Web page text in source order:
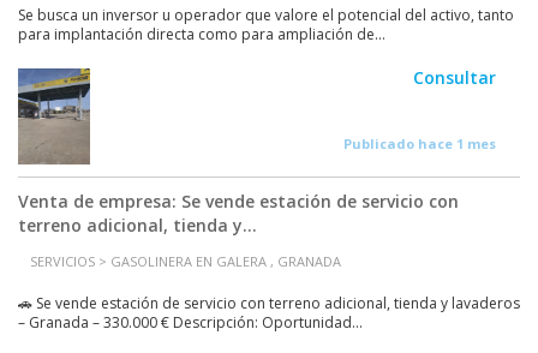
Se busca un inversor u operador que valore el potencial del activo, tanto
para implantación directa como para ampliación de...
Consultar
Publicado hace 1 mes
Venta de empresa: Se vende estación de servicio con
terreno adicional, tienda y...
SERVICIOS > GASOLINERA EN GALERA , GRANADA
🚗 Se vende estación de servicio con terreno adicional, tienda y lavaderos
– Granada – 330.000 € Descripción: Oportunidad...